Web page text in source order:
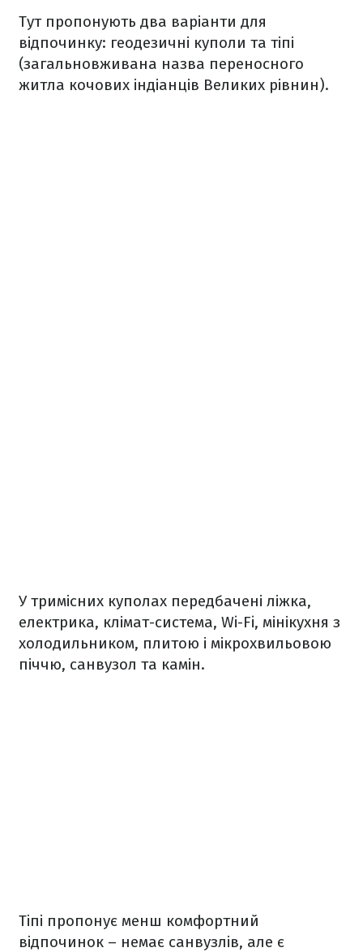
Тут пропонують два варіанти для
відпочинку: геодезичні куполи та тіпі
(загальновживана назва переносного
житла кочових індіанців Великих рівнин).
У тримісних куполах передбачені ліжка,
електрика, клімат-система, Wi-Fi, мінікухня з
холодильником, плитою і мікрохвильовою
піччю, санвузол та камін.
Тіпі пропонує менш комфортний
відпочинок – немає санвузлів, але є